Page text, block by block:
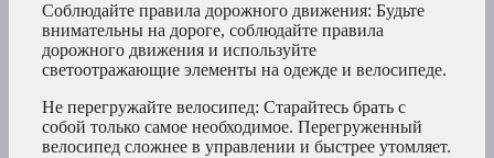
Соблюдайте правила дорожного движения: Будьте
внимательны на дороге, соблюдайте правила
дорожного движения и используйте
светоотражающие элементы на одежде и велосипеде.
Не перегружайте велосипед: Старайтесь брать с
собой только самое необходимое. Перегруженный
велосипед сложнее в управлении и быстрее утомляет.